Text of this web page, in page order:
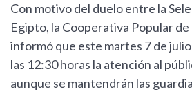
Con motivo del duelo entre la
Egipto, la Cooperativa Popular
informó que este martes 7 de
las 12:30 horas la atención al
aunque se mantendrán las